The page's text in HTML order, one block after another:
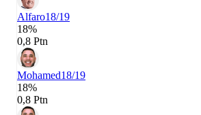
Alfaro18/19
18%
0,8 Ptn
Mohamed18/19
18%
0,8 Ptn